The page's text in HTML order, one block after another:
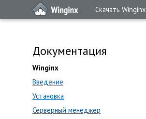
Скачать Winginx
Документация
Winginx
Введение
Установка
Серверный менеджер